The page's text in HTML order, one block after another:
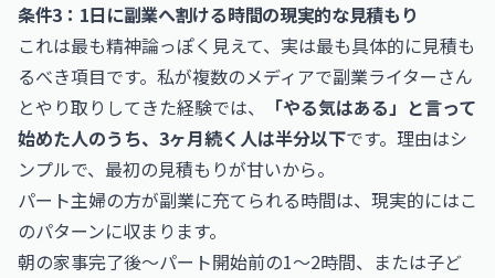
条件3：1日に副業へ割ける時間の現実的な見積もり
これは最も精神論っぽく見えて、実は最も具体的に見積も
るべき項目です。私が複数のメディアで副業ライターさん
とやり取りしてきた経験では、
「やる気はある」と言って
始めた人のうち、3ヶ月続く人は半分以下です。理由はシ
ンプルで、最初の見積もりが甘いから。
パート主婦の方が副業に充てられる時間は、現実的にはこ
のパターンに収まります。
朝の家事完了後〜パート開始前の1〜2時間、または子ど